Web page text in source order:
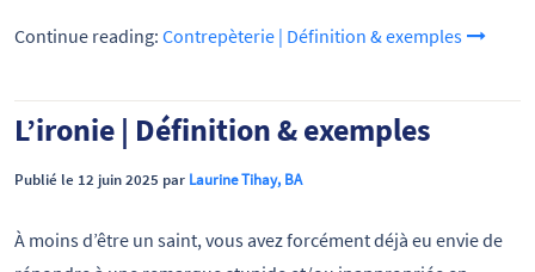
Continue reading: Contrepèterie | Définition & exemples
L’ironie | Définition & exemples
Publié le 12 juin 2025 par Laurine Tihay, BA
À moins d’être un saint, vous avez forcément déjà eu envie de